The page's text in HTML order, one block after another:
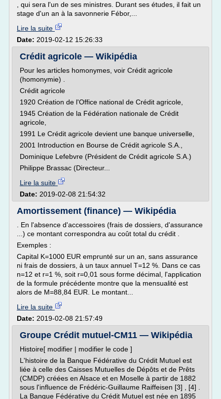
, qui sera l'un de ses ministres. Durant ses études, il fait un
stage d'un an à la savonnerie Fébor,...
Lire la suite
Date: 2019-02-12 15:26:33
Crédit agricole — Wikipédia
Pour les articles homonymes, voir Crédit agricole
(homonymie) .
Crédit agricole
1920 Création de l'Office national de Crédit agricole,
1945 Création de la Fédération nationale de Crédit
agricole,
1991 Le Crédit agricole devient une banque universelle,
2001 Introduction en Bourse de Crédit agricole S.A.,
Dominique Lefebvre (Président de Crédit agricole S.A.)
Philippe Brassac (Directeur...
Lire la suite
Date: 2019-02-08 21:54:32
Amortissement (finance) — Wikipédia
. En l'absence d'accessoires (frais de dossiers, d'assurance
...) ce montant correspondra au coût total du crédit .
Exemples :
Capital K=1000 EUR emprunté sur un an, sans assurance
ni frais de dossiers, à un taux annuel T=12 %. Dans ce cas
n=12 et r=1 %, soit r=0,01 sous forme décimal, l'application
de la formule précédente montre que la mensualité est
alors de M=88,84 EUR. Le montant...
Lire la suite
Date: 2019-02-08 21:57:49
Groupe Crédit mutuel-CM11 — Wikipédia
Histoire[ modifier | modifier le code ]
L'histoire de la Banque Fédérative du Crédit Mutuel est
liée à celle des Caisses Mutuelles de Dépôts et de Prêts
(CMDP) créées en Alsace et en Moselle à partir de 1882
sous l'influence de Frédéric-Guillaume Raiffeisen [3] , [4] .
La Banque Fédérative du Crédit Mutuel est née en 1895